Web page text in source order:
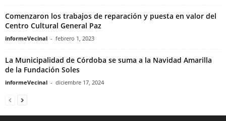
Comenzaron los trabajos de reparación y puesta en valor del
Centro Cultural General Paz
informeVecinal - febrero 1, 2023
La Municipalidad de Córdoba se suma a la Navidad Amarilla
de la Fundación Soles
informeVecinal - diciembre 17, 2024